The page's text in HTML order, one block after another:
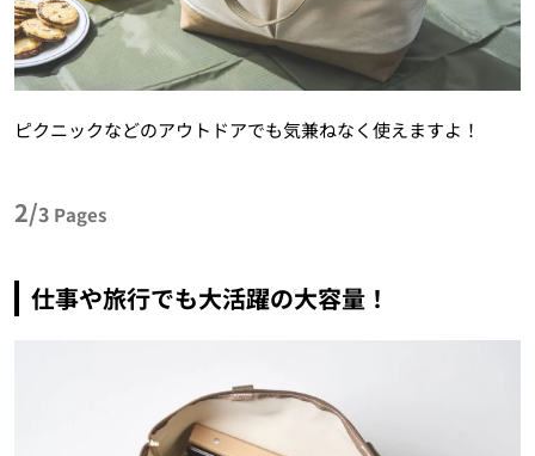
ピクニックなどのアウトドアでも気兼ねなく使えますよ！
2/3 Pages
仕事や旅行でも大活躍の大容量！